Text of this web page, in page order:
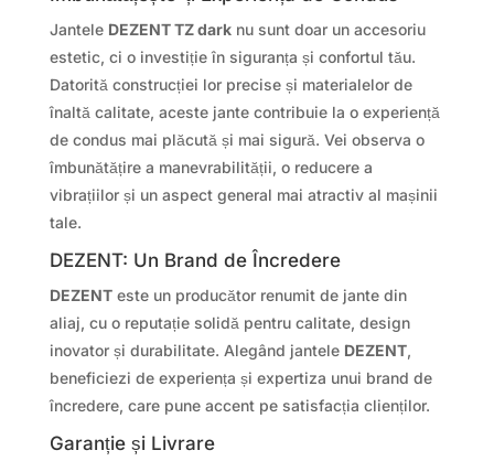
Jantele DEZENT TZ darknu sunt doar un accesoriu
estetic, ci o investiție în siguranța și confortul tău.
Datorită construcției lor precise și materialelor de
înaltă calitate, aceste jante contribuie la o experiență
de condus mai plăcută și mai sigură. Vei observa o
îmbunătățire a manevrabilității, o reducere a
vibrațiilor și un aspect general mai atractiv al mașinii
tale.
DEZENT: Un Brand de Încredere
DEZENTeste un producător renumit de jante din
aliaj, cu o reputație solidă pentru calitate, design
inovator și durabilitate. Alegând jantele DEZENT,
beneficiezi de experiența și expertiza unui brand de
încredere, care pune accent pe satisfacția clienților.
Garanție și Livrare